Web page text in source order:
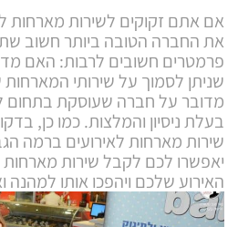
אם אתם זקוקים לשירות מארחות
את החברה הטובה ביותר חשוב
פרמטרים חשובים לרבות: האם
שניתן לסמוך על שירותי
מדובר על חברה שעוסקת בתחום
בעלת ניסיון והמלצות. כמו כן,
שירות מארחות לאירועים ברמה
יאפשרו לכם לקבל שירות מארחות
האירוע שלכם ויהפכו אותו למהנה